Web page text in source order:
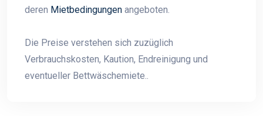
deren Mietbedingungen angeboten.
Die Preise verstehen sich zuzüglich
Verbrauchskosten, Kaution, Endreinigung und
eventueller Bettwäschemiete..